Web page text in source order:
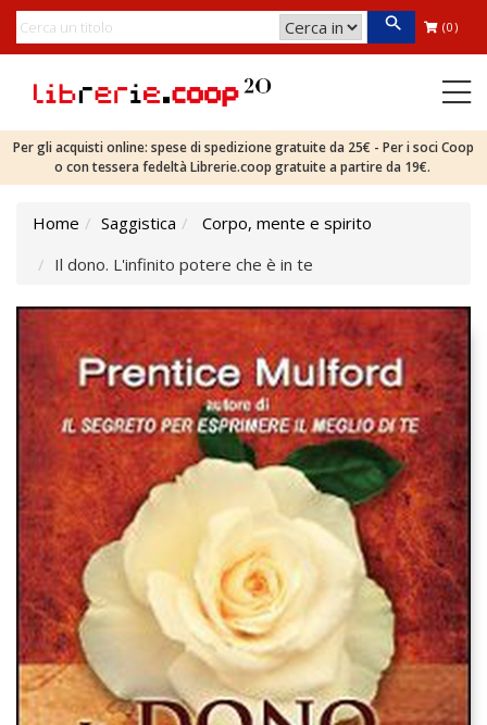
(0)
Per gli acquisti online: spese di spedizione gratuite da 25€ - Per i soci Coop
o con tessera fedeltà Librerie.coop gratuite a partire da 19€.
Home Saggistica
Corpo, mente e spirito
Il dono. L'infinito potere che è in te